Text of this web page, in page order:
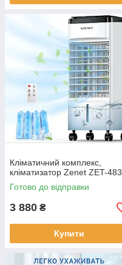
Кліматичний комплекс,
кліматизатор Zenet ZET-483
Готово до відправки
3 880 ₴
Купити